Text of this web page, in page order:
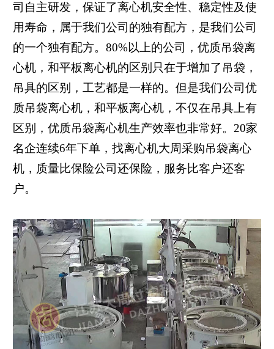
司自主研发，保证了离心机安全性、稳定性及使
用寿命，属于我们公司的独有配方，是我们公司
的一个独有配方。80%以上的公司，优质吊袋离
心机，和平板离心机的区别只在于增加了吊袋，
吊具的区别，工艺都是一样的。但是我们公司优
质吊袋离心机，和平板离心机，不仅在吊具上有
区别，优质吊袋离心机生产效率也非常好。20家
名企连续6年下单，找离心机大周采购吊袋离心
机，质量比保险公司还保险，服务比客户还客
户。